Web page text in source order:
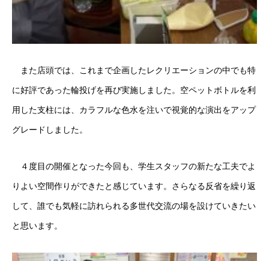
また店頭では、これまで企画したレクリエーションの中でも特
に好評であった輪投げを再び実施しました。空ペットボトルを利
用した支柱には、カラフルな色水を注いで視覚的な演出をアップ
グレードしました。
４度目の開催となった今回も、学生スタッフの新たな工夫でよ
りよい空間作りができたと感じています。さらなる反省を繰り返
して、誰でも気軽に訪れられる多世代交流の場を設けていきたい
と思います。